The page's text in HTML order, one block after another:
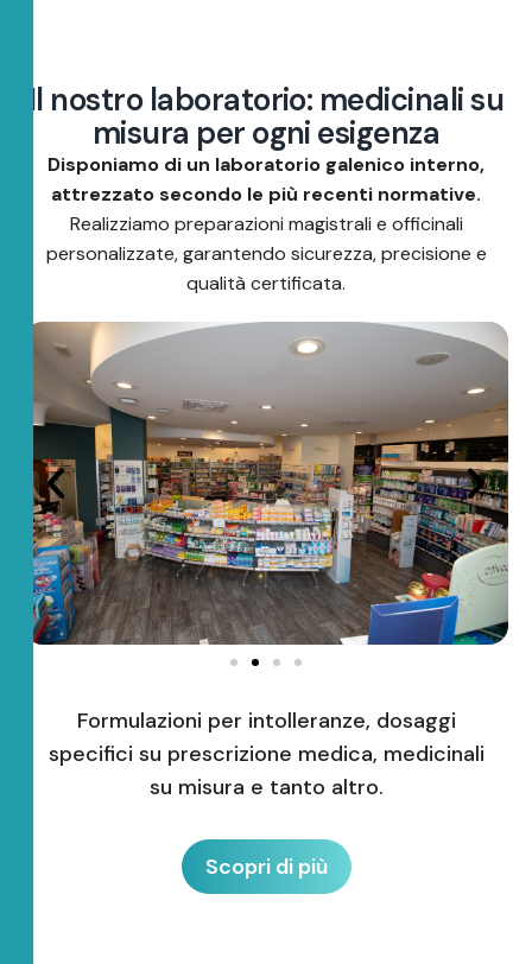
Il nostro laboratorio: medicinalisu
misura per ogni esigenza
Disponiamo di un laboratorio galenico interno,
attrezzato secondo le più recenti normative.
Realizziamo preparazioni magistrali e officinali
personalizzate, garantendo sicurezza, precisione e
qualità certificata.
Formulazioni per intolleranze, dosaggi
specifici su prescrizione medica, medicinali
su misura e tanto altro.
Scopri di più